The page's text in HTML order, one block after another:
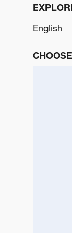
English